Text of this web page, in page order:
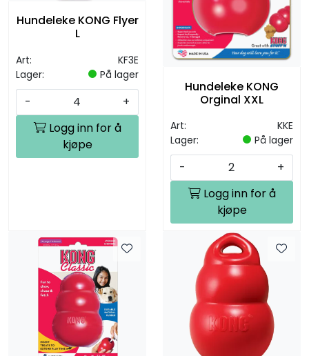
Hundeleke KONG Flyer
L
Art:
KF3E
Lager:
På lager
-
+
Logg inn for å
kjøpe
Hundeleke KONG
Orginal XXL
Art:
KKE
Lager:
På lager
-
+
Logg inn for å
kjøpe